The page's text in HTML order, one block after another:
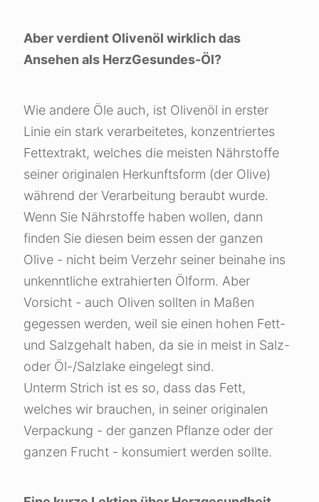
Aber verdient Olivenöl wirklich das
Ansehen als HerzGesundes-Öl?
Wie andere Öle auch, ist Olivenöl in erster
Linie ein stark verarbeitetes, konzentriertes
Fettextrakt, welches die meisten Nährstoffe
seiner originalen Herkunftsform (der Olive)
während der Verarbeitung beraubt wurde.
Wenn Sie Nährstoffe haben wollen, dann
finden Sie diesen beim essen der ganzen
Olive - nicht beim Verzehr seiner beinahe ins
unkenntliche extrahierten Ölform. Aber
Vorsicht - auch Oliven sollten in Maßen
gegessen werden, weil sie einen hohen Fett-
und Salzgehalt haben, da sie in meist in Salz-
oder Öl-/Salzlake eingelegt sind.
Unterm Strich ist es so, dass das Fett,
welches wir brauchen, in seiner originalen
Verpackung - der ganzen Pflanze oder der
ganzen Frucht - konsumiert werden sollte.